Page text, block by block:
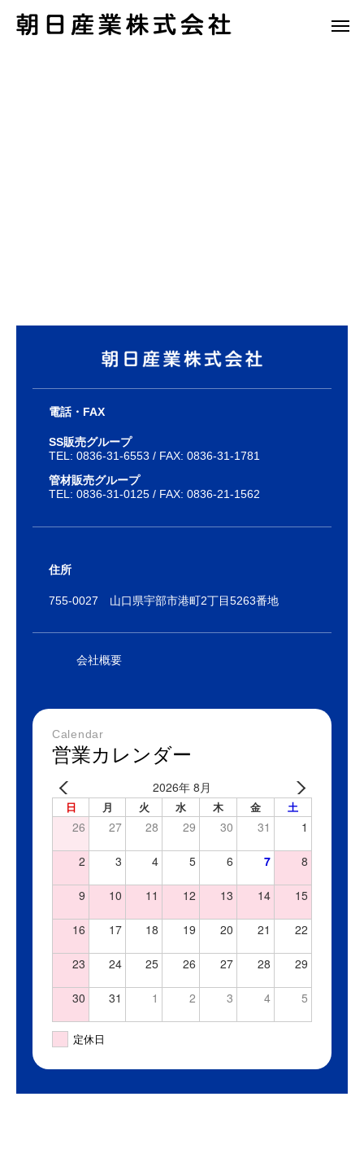
電話・FAX
SS販売グループ
TEL:0836-31-6553 / FAX: 0836-31-1781
管材販売グループ
TEL:0836-31-0125 / FAX: 0836-21-1562
住所
755-0027 山口県宇部市港町2丁目5263番地
会社概要
Calendar
営業カレンダー
2026年 8月
日 月 火 水 木 金 土
26 27 28 29 30 31 1
2 3 4 5 6 7 8
9 10 11 12 13 14 15
16 17 18 19 20 21 22
23 24 25 26 27 28 29
30 31 1 2 3 4 5
定休日